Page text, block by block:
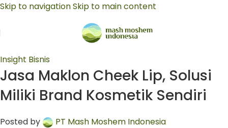
Skip to navigationSkip to main content
Insight Bisnis
Jasa Maklon Cheek Lip, Solusi
Miliki Brand Kosmetik Sendiri
Posted by
PT Mash Moshem Indonesia